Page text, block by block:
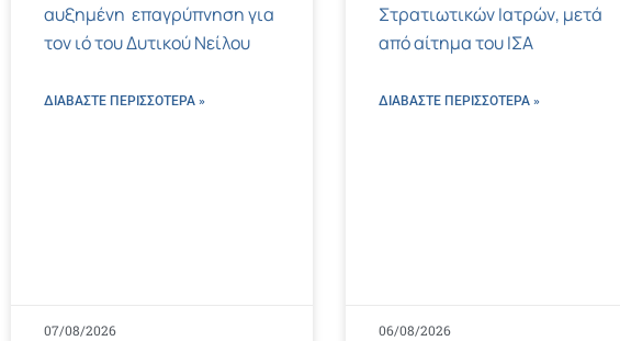
αυξημένη επαγρύπνηση για
τον ιό του Δυτικού Νείλου
ΔΙΑΒΑΣΤΕ ΠΕΡΙΣΣΌΤΕΡΑ »
07/08/2026
Στρατιωτικών Ιατρών, μετά
από αίτημα του ΙΣΑ
ΔΙΑΒΑΣΤΕ ΠΕΡΙΣΣΌΤΕΡΑ »
06/08/2026